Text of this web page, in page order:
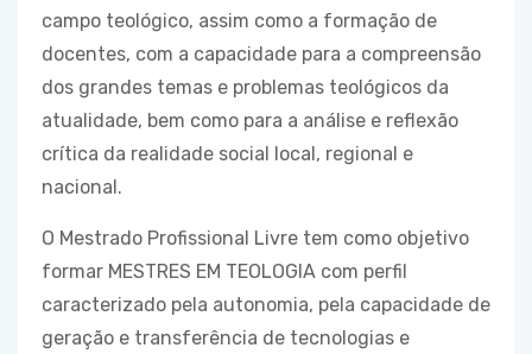
campo teológico, assim como a formação de
docentes, com a capacidade para a compreensão
dos grandes temas e problemas teológicos da
atualidade, bem como para a análise e reflexão
crítica da realidade social local, regional e
nacional.
O Mestrado Profissional Livre tem como objetivo
formar MESTRES EM TEOLOGIA com perfil
caracterizado pela autonomia, pela capacidade de
geração e transferência de tecnologias e